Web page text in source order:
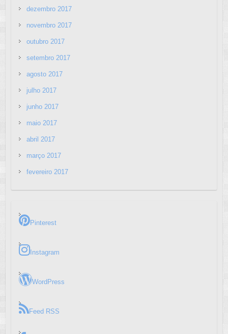
dezembro 2017
novembro 2017
outubro 2017
setembro 2017
agosto 2017
julho 2017
junho 2017
maio 2017
abril 2017
março 2017
fevereiro 2017
Pinterest
Instagram
WordPress
Feed RSS